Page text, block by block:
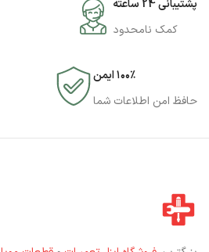
پشتیبانی 24 ساعته
کمک نامحدود
۱۰۰٪ ایمن
حافظ امن اطلاعات شما